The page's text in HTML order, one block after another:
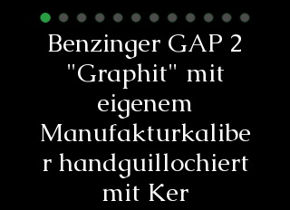
Benzinger GAP 2
"Graphit" mit
eigenem
Manufakturkalibe
r handguillochiert
mit Ker